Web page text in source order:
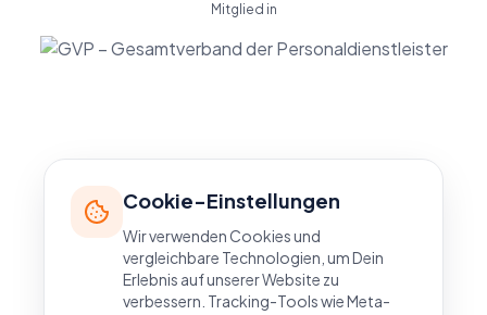
Mitglied in
Cookie-Einstellungen
Wir verwenden Cookies und
vergleichbare Technologien, um Dein
Erlebnis auf unserer Website zu
verbessern. Tracking-Tools wie Meta-